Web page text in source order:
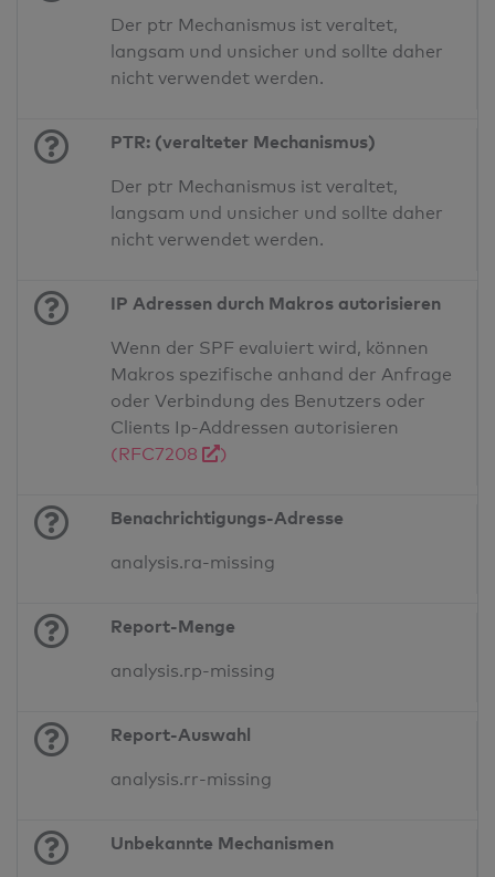
Der ptr Mechanismus ist veraltet,
langsam und unsicher und sollte daher
nicht verwendet werden.
PTR: (veralteter Mechanismus)
Der ptr Mechanismus ist veraltet,
langsam und unsicher und sollte daher
nicht verwendet werden.
IP Adressen durch Makros autorisieren
Wenn der SPF evaluiert wird, können
Makros spezifische anhand der Anfrage
oder Verbindung des Benutzers oder
Clients Ip-Addressen autorisieren
(RFC7208
)
Benachrichtigungs-Adresse
analysis.ra-missing
Report-Menge
analysis.rp-missing
Report-Auswahl
analysis.rr-missing
Unbekannte Mechanismen